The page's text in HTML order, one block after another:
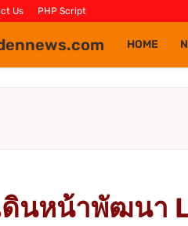
Us PHP Script
HOME
เดินหน้าพัฒนา